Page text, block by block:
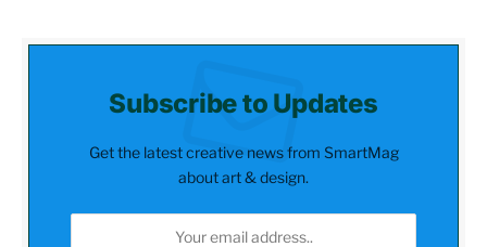
Subscribe to Updates
Get the latest creative news from SmartMag
about art & design.